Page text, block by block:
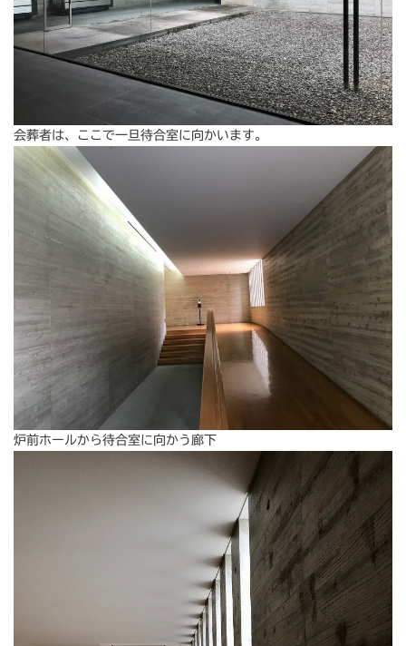
会葬者は、ここで一旦待合室に向かいます。
炉前ホールから待合室に向かう廊下